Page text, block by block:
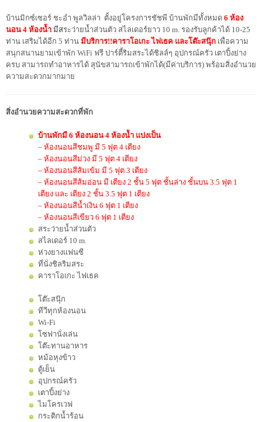
บ้านมิกซ์เซอร์ ชะอำ พูลวิลล่า ตั้งอยู่โครงการชัชพี บ้านพักมีทั้งหมด 6 ห้อง
นอน 4 ห้องน้ำ มีสระว่ายน้ำส่วนตัว สไลเดอร์ยาว 10 m. รองรับลูกค้าได้ 10-25
ท่าน เสริมได้อีก 5 ท่าน มีบริการ!!คาราโอเกะ ไฟเธค และโต๊ะสนุ๊ก เพื่อความ
สนุกสนานยามเข้าพัก WiFi ฟรี ปาร์ตี้ริมสระได้ชิลล์ๆ อุปกรณ์ครัว เตาปิ้งย่าง
ครบ สามารถทำอาหารได้ สุนัขสามารถเข้าพักได้(มีค่าบริการ) พร้อมสิ่งอำนวย
ความสะดวกมากมาย
สิ่งอำนวยความสะดวกที่พัก
บ้านพักมี 6️ ห้องนอน 4️ ห้องน้ำ แบ่งเป็น
– ห้องนอนสีชมพู มี 5 ฟุต 4 เตียง
– ห้องนอนสีม่วง มี 5 ฟุต 4 เตียง
– ห้องนอนสีส้มเข้ม มี 5 ฟุต 3 เตียง
– ห้องนอนสีส้มอ่อน มี เตียง 2 ชั้น 5 ฟุต ชั้นล่าง ชั้นบน 3.5 ฟุต 1
เตียง และ เตียง 2 ชั้น 3.5 ฟุต 1 เตียง
– ห้องนอนสีน้ำเงิน 6 ฟุต 1 เตียง
– ห้องนอนสีเขียว 6 ฟุต 1 เตียง
สระว่ายน้ำส่วนตัว
สไลเดอร์ 10 m.
ห่วงยางแฟนซี
ที่นั่งชิลริมสระ
คาราโอเกะ ไฟเธค
โต๊ะสนุ๊ก
ทีวีทุกห้องนอน
Wi-Fi
โซฟานั่งเล่น
โต๊ะทานอาหาร
หม้อหุงข้าว
ตู้เย็น
อุปกรณ์ครัว
เตาปิ้งย่าง
ไมโครเวฟ
กระติกน้ำร้อน